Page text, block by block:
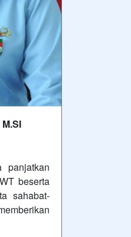
panjatkan
beserta
sahabat-